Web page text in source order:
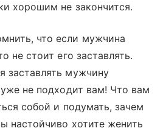
хорошим не закончится.
что если мужчина
не стоит его заставлять.
заставлять мужчину
не подходит вам! Что вам
собой и подумать, зачем
настойчиво хотите женить